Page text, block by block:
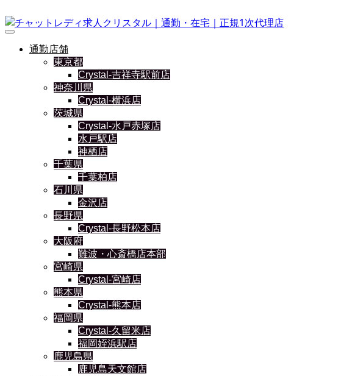
通勤店舗
東京都
Crystal-吉祥寺駅前店
神奈川県
Crystal-横浜店
茨城県
Crystal-水戸赤塚店
水戸駅店
神栖店
千葉県
千葉柏店
石川県
金沢店
長野県
Crystal-長野松本店
大阪府
難波・心斎橋店本部
宮崎県
Crystal-宮崎店
熊本県
Crystal-熊本店
福岡県
Crystal-久留米店
福岡姪浜駅店
鹿児島県
鹿児島天文館店